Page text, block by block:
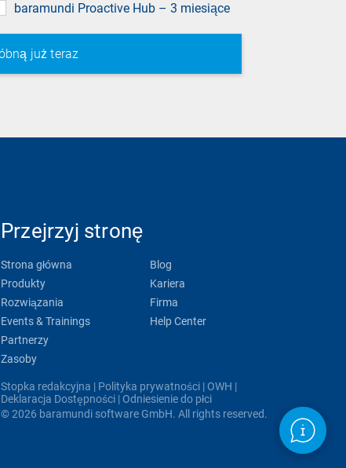
baramundi Proactive Hub – 3 miesiące
Przejrzyj stronę
Strona główna
Produkty
Rozwiązania
Events & Trainings
Partnerzy
Zasoby
Blog
Kariera
Firma
Help Center
Stopka redakcyjna | Polityka prywatności| OWH |
Deklaracja Dostępności| Odniesienie do płci
© 2026 baramundi software GmbH. All rights reserved.